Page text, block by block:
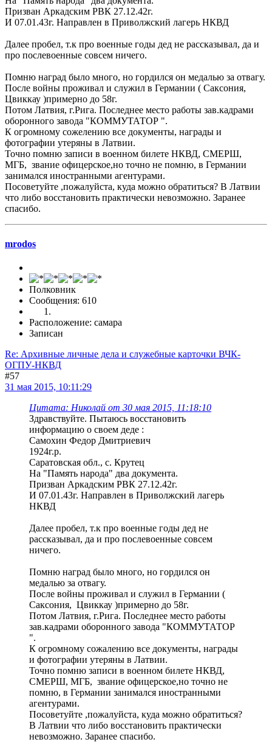
Призван Аркадским РВК 27.12.42г.
И 07.01.43г. Направлен в Приволжский лагерь НКВД
Далее пробел, т.к про военные годы дед не рассказывал, да и
про послевоенные совсем ничего.
Помню наград было много, но гордился он медалью за отвагу.
После войны проживал и служил в Германии ( Саксония,
Цвиккау )примерно до 58г.
Потом Латвия, г.Рига. Последнее место работы зав.кадрами
оборонного завода "КОММУТАТОР ".
К огромному сожелению все документы, награды и
фотографии утеряны в Латвии.
Точно помню записи в военном билете НКВД, СМЕРШ,
МГБ, звание офицерское,но точно не помню, в Германии
занимался иностранными агентурами.
Посоветуйте ,пожалуйста, куда можно обратиться? В Латвии
что либо восстановить практически невозможно. Заранее
спасибо.
mrodos
Полковник
Сообщения: 610
Расположение: самара
Записан
Re: Архивные личные дела и служебные карточки ВЧК-
ОГПУ-НКВД
#57
31 мая 2015, 10:11:29
Цитата: Николай от 30 мая 2015, 11:18:10
Здравствуйте. Пытаюсь восстановить
информацию о своем деде :
Самохин Федор Дмитриевич
1924г.р.
Саратовская обл., с. Крутец
На "Память народа" два документа.
Призван Аркадским РВК 27.12.42г.
И 07.01.43г. Направлен в Приволжский лагерь
НКВД
Далее пробел, т.к про военные годы дед не
рассказывал, да и про послевоенные совсем
ничего.
Помню наград было много, но гордился он
медалью за отвагу.
После войны проживал и служил в Германии (
Саксония, Цвиккау )примерно до 58г.
Потом Латвия, г.Рига. Последнее место работы
зав.кадрами оборонного завода "КОММУТАТОР
".
К огромному сожалению все документы, награды
и фотографии утеряны в Латвии.
Точно помню записи в военном билете НКВД,
СМЕРШ, МГБ, звание офицерское,но точно не
помню, в Германии занимался иностранными
агентурами.
Посоветуйте ,пожалуйста, куда можно обратиться?
В Латвии что либо восстановить практически
невозможно. Заранее спасибо.